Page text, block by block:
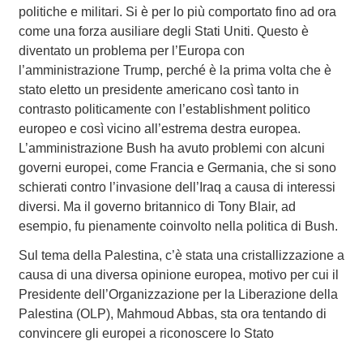
politiche e militari. Si è per lo più comportato fino ad ora
come una forza ausiliare degli Stati Uniti. Questo è
diventato un problema per l’Europa con
l’amministrazione Trump, perché è la prima volta che è
stato eletto un presidente americano così tanto in
contrasto politicamente con l’establishment politico
europeo e così vicino all’estrema destra europea.
L’amministrazione Bush ha avuto problemi con alcuni
governi europei, come Francia e Germania, che si sono
schierati contro l’invasione dell’Iraq a causa di interessi
diversi. Ma il governo britannico di Tony Blair, ad
esempio, fu pienamente coinvolto nella politica di Bush.
Sul tema della Palestina, c’è stata una cristallizzazione a
causa di una diversa opinione europea, motivo per cui il
Presidente dell’Organizzazione per la Liberazione della
Palestina (OLP), Mahmoud Abbas, sta ora tentando di
convincere gli europei a riconoscere lo Stato